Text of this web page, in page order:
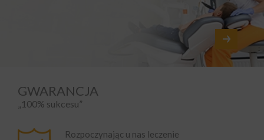
GWARANCJA
„100% sukcesu”
Rozpoczynając u nas leczenie